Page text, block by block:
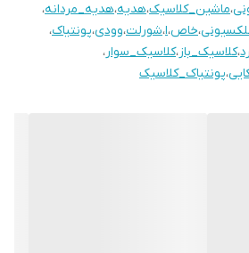
،ماشین_کلاسیک،هدیه،هدیه_مردانه،
،خاص،ا،شورلت،وودی،پونتیاک،
،کلاسیک_باز،کلاسیک_سوار،
،پونتیاک_کلاسیک